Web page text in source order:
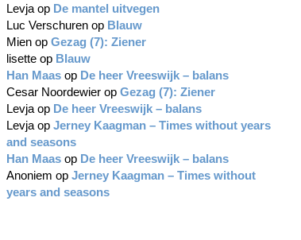
Levja op De mantel uitvegen
Luc Verschuren op Blauw
Mien op Gezag (7): Ziener
lisette op Blauw
Han Maas op De heer Vreeswijk – balans
Cesar Noordewier op Gezag (7): Ziener
Levja op De heer Vreeswijk – balans
Levja op Jerney Kaagman – Times without years
and seasons
Han Maas op De heer Vreeswijk – balans
Anoniem op Jerney Kaagman – Times without
years and seasons